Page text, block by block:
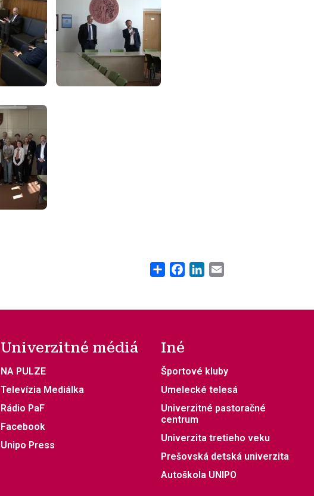
Share FacebookLinkedIn
Univerzitné médiá
NA PULZE
Televízia Mediálka
Rádio PaF
Facebook
Unipo Press
Iné
Športové kluby
Umelecké telesá
Univerzitné pastoračné
centrum
Univerzita tretieho veku
Prešovská detská univerzita
Autoškola UNIPO